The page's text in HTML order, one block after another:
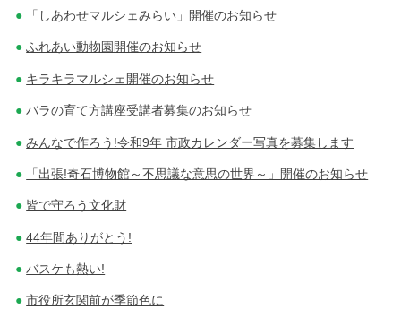
「しあわせマルシェみらい」開催のお知らせ
ふれあい動物園開催のお知らせ
キラキラマルシェ開催のお知らせ
バラの育て方講座受講者募集のお知らせ
みんなで作ろう!令和9年 市政カレンダー写真を募集します
「出張!奇石博物館～不思議な意思の世界～」開催のお知らせ
皆で守ろう文化財
44年間ありがとう!
バスケも熱い!
市役所玄関前が季節色に